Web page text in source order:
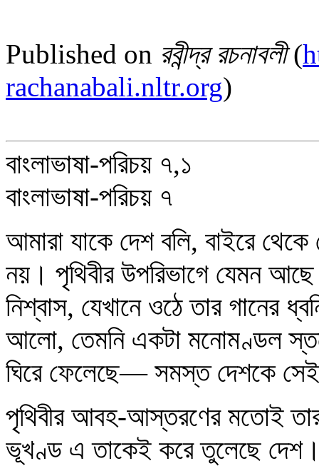
Published on রবীন্দ্র রচনাবলী(
rachanabali.nltr.org)
বাংলাভাষা-পরিচয় ৭,১
বাংলাভাষা-পরিচয় ৭
আমারা যাকে দেশ বলি, বাইরে
নয়। পৃথিবীর উপরিভাগে যেমন আছে
নিশ্বাস, যেখানে ওঠে তার গানের
আলো, তেমনি একটা মনোমণ্ডল
ঘিরে ফেলেছে— সমস্ত দেশকে
পৃথিবীর আবহ-আস্তরণের মতোই
ভূখণ্ড এ তাকেই করে তুলেছে দেশ।